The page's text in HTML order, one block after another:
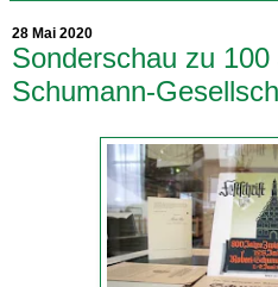
28 Mai 2020
Sonderschau zu
Schumann-